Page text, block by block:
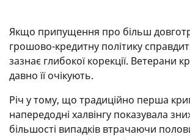
Якщо припущення про більш
грошово-кредитну політику
зазнає глибокої корекції. Ветерани
давно її очікують.
Річ у тому, що традиційно перша
напередодні халвінгу показувала
більшості випадків втрачаючи